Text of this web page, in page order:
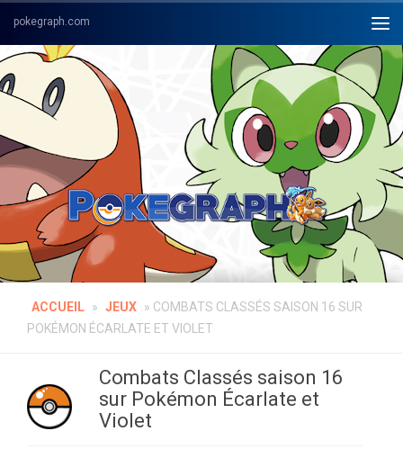
Skip to content
ACCUEIL » JEUX » COMBATS CLASSÉS SAISON 16 SUR
POKÉMON ÉCARLATE ET VIOLET
Combats Classés saison 16
sur Pokémon Écarlate et
Violet